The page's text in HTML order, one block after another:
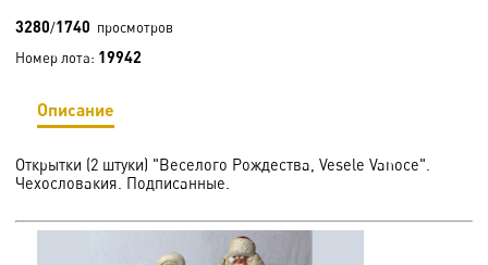
3280/1740 просмотров
Номер лота: 19942
Описание
Открытки (2 штуки) "Веселого Рождества, Vesele Vanoce".
Чехословакия. Подписанные.